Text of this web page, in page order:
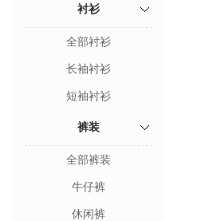
衬衫
全部衬衫
长袖衬衫
短袖衬衫
裤装
全部裤装
牛仔裤
休闲裤